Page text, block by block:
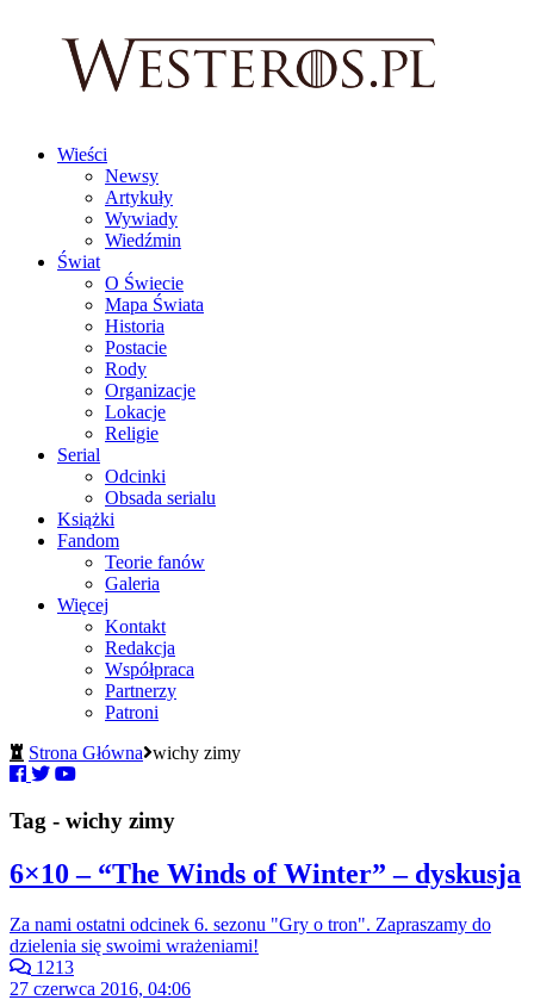
Wieści
Newsy
Artykuły
Wywiady
Wiedźmin
Świat
O Świecie
Mapa Świata
Historia
Postacie
Rody
Organizacje
Lokacje
Religie
Serial
Odcinki
Obsada serialu
Książki
Fandom
Teorie fanów
Galeria
Więcej
Kontakt
Redakcja
Współpraca
Partnerzy
Patroni
Strona Główna wichy zimy
Tag - wichy zimy
6×10 – “The Winds of Winter” – dyskusja
Za nami ostatni odcinek 6. sezonu "Gry o tron". Zapraszamy do
dzielenia się swoimi wrażeniami!
1213
27 czerwca 2016, 04:06